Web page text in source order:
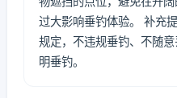
过大影响垂钓体验。 补充
规定，不违规垂钓、不随
明垂钓。